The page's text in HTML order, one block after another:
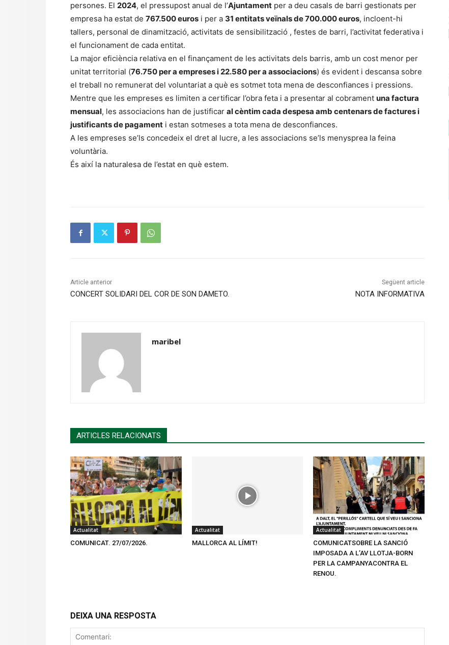
persones. El 2024, el pressupost anual de l’Ajuntament per a deu casals de barri gestionats per
empresa ha estat de 767.500 euros i per a 31 entitats veïnals de 700.000 euros, incloent-hi
tallers, personal de dinamització, activitats de sensibilització , festes de barri, l’activitat federativa i
el funcionament de cada entitat.
La major eficiència relativa en el finançament de les activitats dels barris, amb un cost menor per
unitat territorial (76.750 per a empreses i 22.580 per a associacions) és evident i descansa sobre
el treball no remunerat del voluntariat a què es sotmet tota mena de desconfiances i pressions.
Mentre que les empreses es limiten a certificar l’obra feta i a presentar al cobrament una factura
mensual, les associacions han de justificar al cèntim cada despesa amb centenars de factures i
justificants de pagament i estan sotmeses a tota mena de desconfiances.
A les empreses se’ls concedeix el dret al lucre, a les associacions se’ls menysprea la feina
voluntària.
És així la naturalesa de l’estat en què estem.
Article anterior
CONCERT SOLIDARI DEL COR DE SON DAMETO.
Següent article
NOTA INFORMATIVA
maribel
ARTICLES RELACIONATS
Actualitat
COMUNICAT. 27/07/2026.
Actualitat
MALLORCA AL LÍMIT!
Actualitat
COMUNICATSOBRE LA SANCIÓ
IMPOSADA A L’AV LLOTJA-BORN
PER LA CAMPANYACONTRA EL
RENOU.
DEIXA UNA RESPOSTA